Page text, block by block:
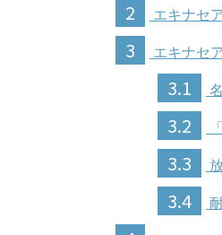
2 エキナセ
3 エキナセ
3.1
3.2
3.3
3.4